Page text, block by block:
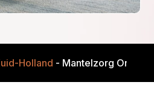
Holland - Mantelzorg